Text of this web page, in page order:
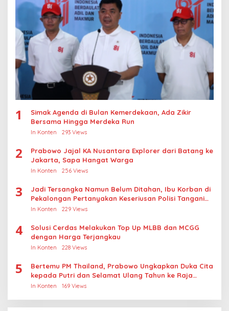
1
Simak Agenda di Bulan Kemerdekaan, Ada Zikir
Bersama Hingga Merdeka Run
In Konten 293 Views
2
Prabowo Jajal KA Nusantara Explorer dari Batang ke
Jakarta, Sapa Hangat Warga
In Konten 256 Views
3
Jadi Tersangka Namun Belum Ditahan, Ibu Korban di
Pekalongan Pertanyakan Keseriusan Polisi Tangani
Kasus Rudapksa Sampai Anaknya Hamil
In Konten 229 Views
4
Solusi Cerdas Melakukan Top Up MLBB dan MCGG
dengan Harga Terjangkau
In Konten 228 Views
5
Bertemu PM Thailand, Prabowo Ungkapkan Duka Cita
kepada Putri dan Selamat Ulang Tahun ke Raja
Thailand
In Konten 169 Views